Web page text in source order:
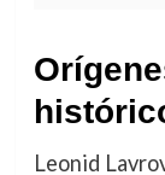
Leonid